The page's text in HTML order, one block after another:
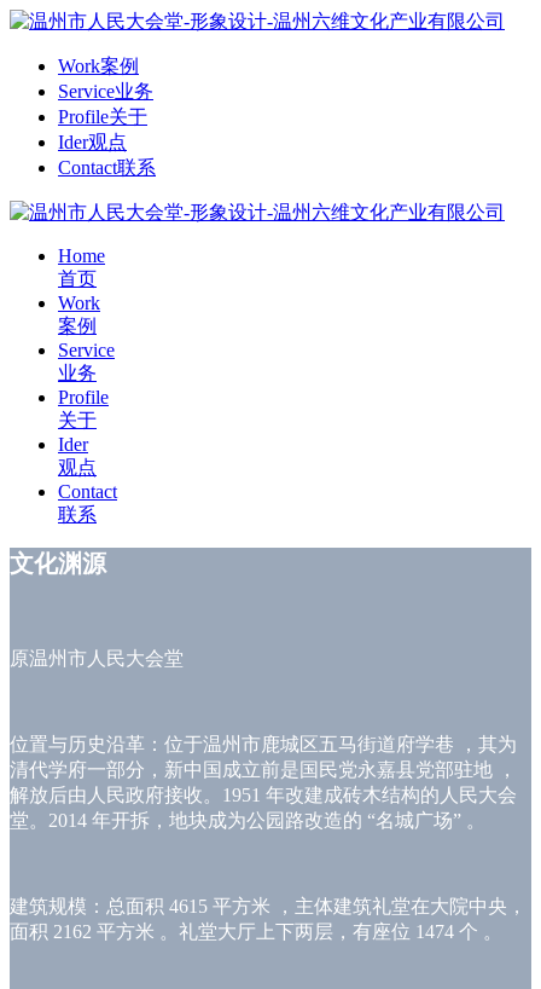
Work案例
Service业务
Profile关于
Ider观点
Contact联系
Home
首页
Work
案例
Service
业务
Profile
关于
Ider
观点
Contact
联系
文化渊源
原温州市人民大会堂
位置与历史沿革：位于温州市鹿城区五马街道府学巷 ，其为
清代学府一部分，新中国成立前是国民党永嘉县党部驻地 ，
解放后由人民政府接收。1951 年改建成砖木结构的人民大会
堂。2014 年开拆，地块成为公园路改造的 “名城广场” 。
建筑规模：总面积 4615 平方米 ，主体建筑礼堂在大院中央，
面积 2162 平方米 。礼堂大厅上下两层，有座位 1474 个 。